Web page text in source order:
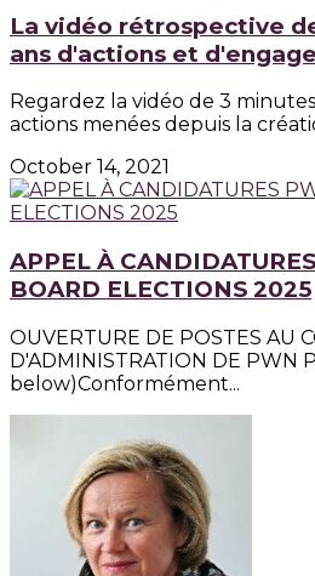
La vidéo rétrospective
ans d'actions et
Regardez la vidéo de 3
actions menées depuis la
October 14, 2021
APPEL À
BOARD ELECTIONS 2025
OUVERTURE DE POSTES AU
D'ADMINISTRATION DE PWN
below)Conformément...